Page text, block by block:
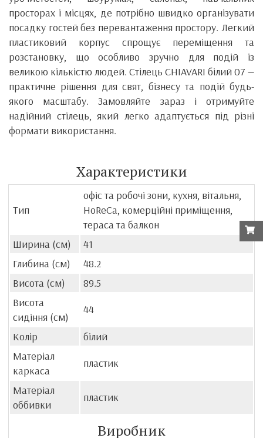
просторах і місцях, де потрібно швидко організувати
посадку гостей без перевантаження простору. Легкий
пластиковий корпус спрощує переміщення та
розстановку, що особливо зручно для подій із
великою кількістю людей. Стілець CHIAVARI білий 07 —
практичне рішення для свят, бізнесу та подій будь-
якого масштабу. Замовляйте зараз і отримуйте
надійний стілець, який легко адаптується під різні
формати використання.
Характеристики
Тип
офіс та робочі зони, кухня, вітальня,
HoReCa, комерційні приміщення,
тераса та балкон
Ширина (см)
41
Глибина (см)
48.2
Висота (см)
89.5
Висота
сидіння (см)
44
Колір
білий
Матеріал
каркаса
пластик
Матеріал
оббивки
пластик
Виробник